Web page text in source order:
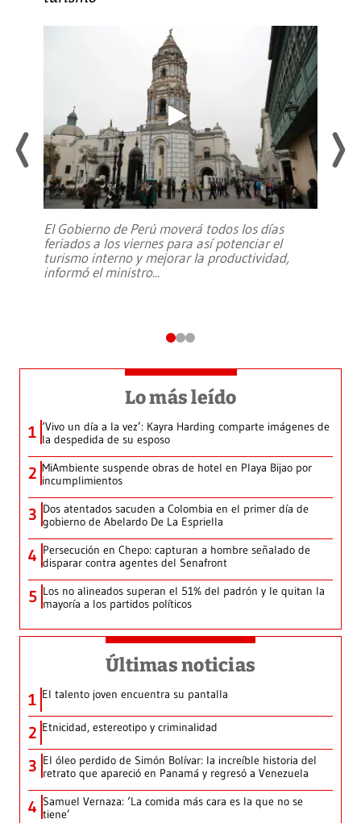
El Gobierno de Perú moverá todos los días
feriados a los viernes para así potenciar el
turismo interno y mejorar la productividad,
informó el ministro...
Lo más leído
1 ‘Vivo un día a la vez’: Kayra Harding comparte imágenes de
la despedida de su esposo
2 MiAmbiente suspende obras de hotel en Playa Bijao por
incumplimientos
3 Dos atentados sacuden a Colombia en el primer día de
gobierno de Abelardo De La Espriella
4 Persecución en Chepo: capturan a hombre señalado de
disparar contra agentes del Senafront
5 Los no alineados superan el 51% del padrón y le quitan la
mayoría a los partidos políticos
Últimas noticias
1 El talento joven encuentra su pantalla​
2 Etnicidad, estereotipo y criminalidad
3 El óleo perdido de Simón Bolívar: la increíble historia del
retrato que apareció en Panamá y regresó a Venezuela
4 Samuel Vernaza: ‘La comida más cara es la que no se
tiene’